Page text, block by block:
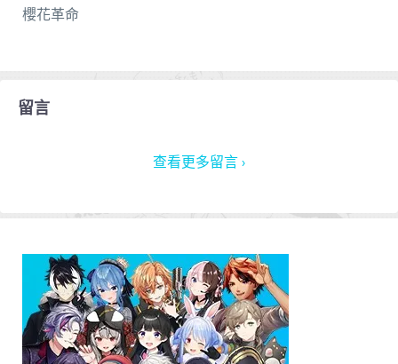
櫻花革命
留言
查看更多留言 ›